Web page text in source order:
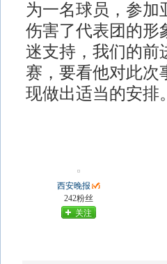
为一名球员，参加
伤害了代表团的形
迷支持，我们的前
赛，要看他对此次
现做出适当的安排
西安晚报
242粉丝
关注